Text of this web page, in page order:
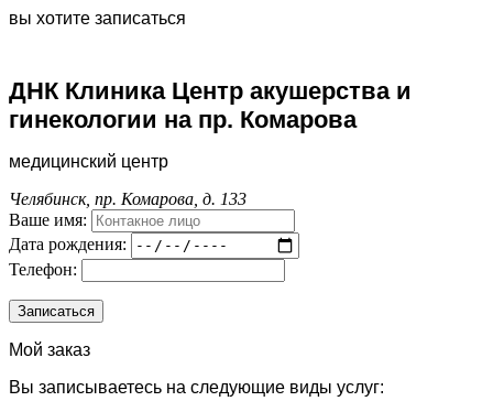
вы хотите записаться
ДНК Клиника Центр акушерства и
гинекологии на пр. Комарова
медицинский центр
Челябинск, пр. Комарова, д. 133
Ваше имя:
Дата рождения:
Телефон:
Мой заказ
Вы записываетесь на следующие виды услуг: